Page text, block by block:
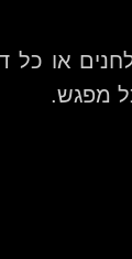
או כל
מפגש.